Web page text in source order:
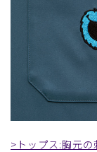
>トップス:胸元